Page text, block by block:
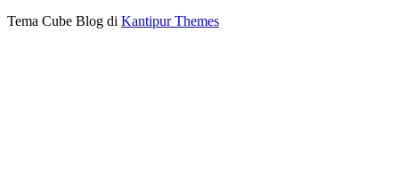
Tema Cube Blog di Kantipur Themes